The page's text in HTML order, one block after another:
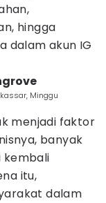
hingga
dalam akun IG
Minggu
menjadi faktor
banyak
kembali
itu,
dalam